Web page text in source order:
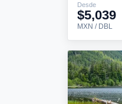
Desde
$5,039
MXN / DBL